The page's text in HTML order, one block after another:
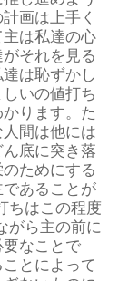
画は上手く
は私達の心
それを見る
は恥ずかし
いの値打ち
ります。た
間は他には
底に突き落
ためにする
あることが
ちはこの程度
がら主の前に
なことで
とによって